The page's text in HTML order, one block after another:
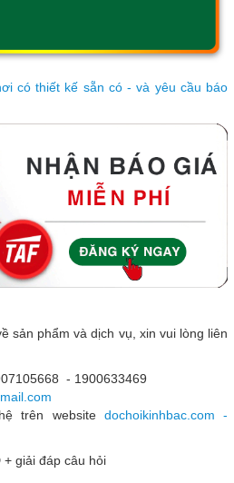
có thiết kế sẵn có - và yêu cầu báo
sản phẩm và dịch vụ, xin vui lòng liên
- 1900633469
trên website dochoikinhbac.com -
+ giải đáp câu hỏi